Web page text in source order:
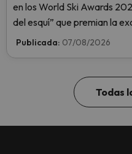
en los World Ski Awards
del esquí” que premian la
industria del esquí. ¡Vota
Publicada: 07/08/2026
Todas